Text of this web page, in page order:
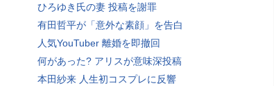
ひろゆき氏の妻 投稿を謝罪
有田哲平が「意外な素顔」を告白
人気YouTuber 離婚を即撤回
何があった? アリスが意味深投稿
本田紗来 人生初コスプレに反響